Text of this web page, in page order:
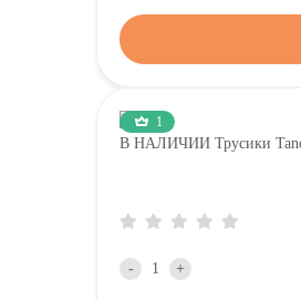
1
В НАЛИЧИИ Трусики
- +